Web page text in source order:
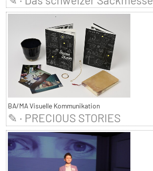
BA/MA Visuelle Kommunikation
✎ · PRECIOUS STORIES